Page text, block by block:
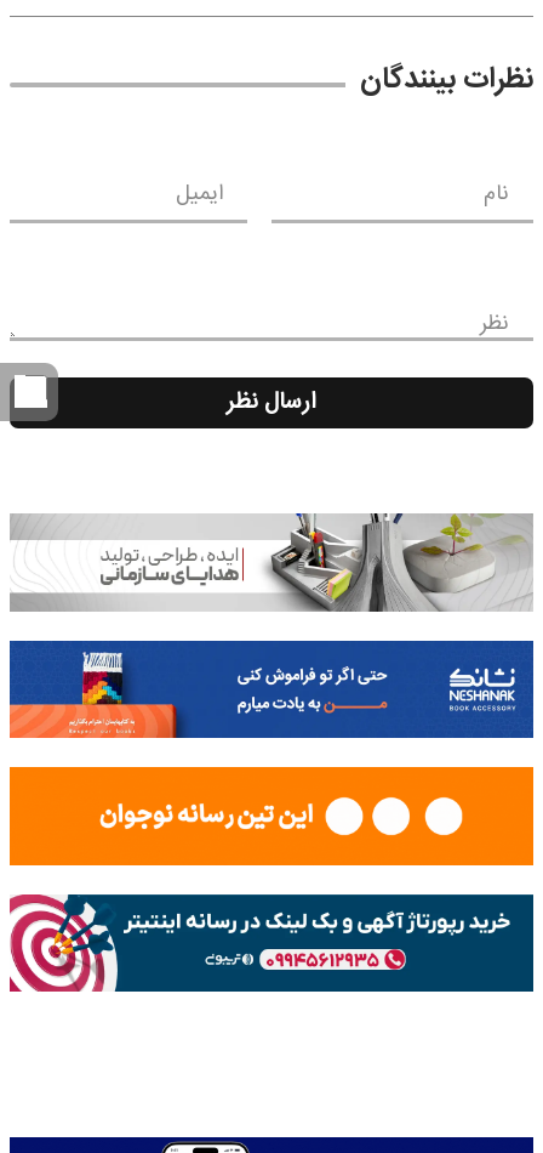
نظرات بینندگان
نام ایمیل
نظر
ارسال نظر